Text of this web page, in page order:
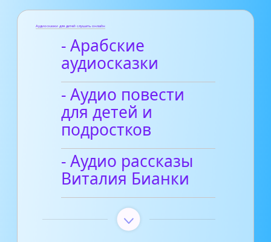
Аудиосказки для детей слушать онлайн
- Арабские
аудиосказки
- Аудио повести
для детей и
подростков
- Аудио рассказы
Виталия Бианки